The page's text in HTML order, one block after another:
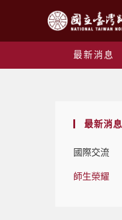
最新消息
最新消息
國際交流
師生榮耀